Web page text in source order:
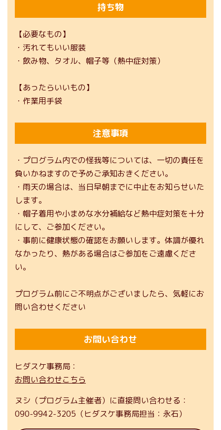
持ち物
【必要なもの】
・汚れてもいい服装
・飲み物、タオル、帽子等（熱中症対策）
【あったらいいもの】
・作業用手袋
注意事項
・プログラム内での怪我等については、一切の責任を
負いかねますので予めご承知おきください。
・雨天の場合は、当日早朝までに中止をお知らせいた
します。
・帽子着用や小まめな水分補給など熱中症対策を十分
にして、ご参加ください。
・事前に健康状態の確認をお願いします。体調が優れ
なかったり、熱がある場合はご参加をご遠慮くださ
い。
プログラム前にご不明点がございましたら、気軽にお
問い合わせください
お問い合わせ
ヒダスケ事務局
お問い合わせこちら
ヌシ（プログラム主催者）に直接問い合わせる
090-9942-3205（ヒダスケ事務局担当：永石）